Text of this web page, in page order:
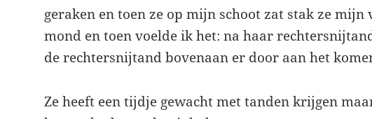
geraken en toen ze op mijn schoot zat stak ze
mond en toen voelde ik het: na haar
de rechtersnijtand bovenaan er door aan het
Ze heeft een tijdje gewacht met tanden krijgen